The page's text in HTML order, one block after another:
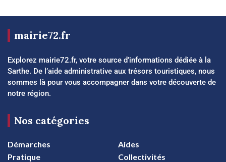
mairie72.fr
Explorez mairie72.fr, votre source d’informations dédiée à la
Sarthe. De l’aide administrative aux trésors touristiques, nous
sommes là pour vous accompagner dans votre découverte de
notre région.
Nos catégories
Démarches
Aides
Pratique
Collectivités